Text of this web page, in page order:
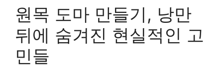
원목 도마 만들기, 낭만
뒤에 숨겨진 현실적인 고
민들